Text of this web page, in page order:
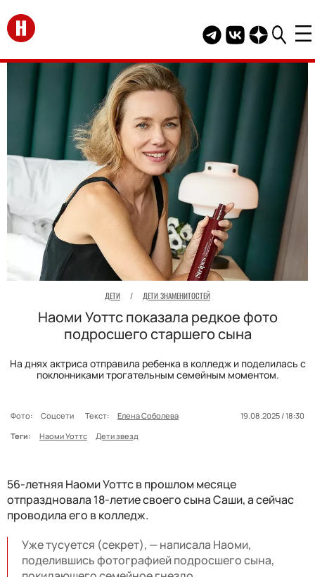
Перейти на главную
Telegram канал
Группа HELLO
Канал
ДЕТИ / ДЕТИ ЗНАМЕНИТОСТЕЙ
Наоми Уоттс показала редкое фото
подросшего старшего сына
На днях актриса отправила ребенка в колледж и поделилась с
поклонниками трогательным семейным моментом.
Фото: Соцсети Текст: Елена Соболева
19.08.2025 / 18:30
Теги:
Наоми Уоттс Дети звезд
56-летняя Наоми Уоттс в прошлом месяце
отпраздновала 18-летие своего сына Саши, а сейчас
проводила его в колледж.
Уже тусуется (секрет), — написала Наоми,
поделившись фотографией подросшего сына,